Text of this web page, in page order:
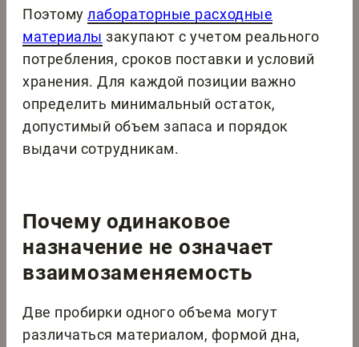
Поэтомулабораторные расходные
материалы закупают с учетом реального
потребления, сроков поставки и условий
хранения. Для каждой позиции важно
определить минимальный остаток,
допустимый объем запаса и порядок
выдачи сотрудникам.
Почему одинаковое
назначение не означает
взаимозаменяемость
Две пробирки одного объема могут
различаться материалом, формой дна,